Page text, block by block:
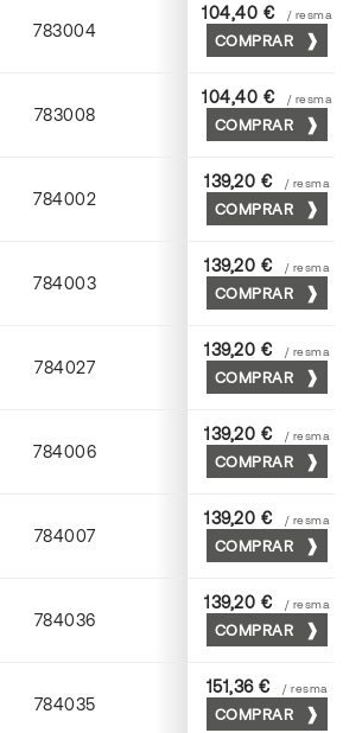
783004
Moka
104,40 € / resma
COMPRAR
783008
Coral
104,40 € / resma
COMPRAR
784002
Crema
139,20 € / resma
COMPRAR
784003
Amarillo
139,20 € / resma
COMPRAR
784027
Tostado
139,20 € / resma
COMPRAR
784006
Abricot
139,20 € / resma
COMPRAR
784007
Rosa
139,20 € / resma
COMPRAR
784036
Gris perla
139,20 € / resma
COMPRAR
784035
Chamoix
151,36 € / resma
COMPRAR